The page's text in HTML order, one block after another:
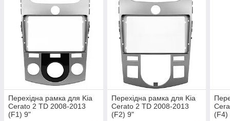
Перехідна рамка для Kia
Cerato 2 TD 2008-2013
(F1) 9"
Перехідна рамка для Kia
Cerato 2 TD 2008-2013
(F2) 9"
(F4)